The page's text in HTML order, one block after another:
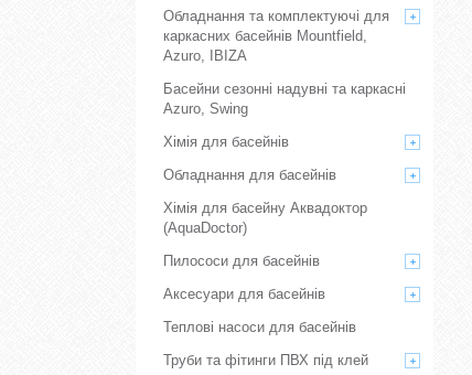
Обладнання та комплектуючі для
каркасних басейнів Mountfield,
Azuro, IBIZA
Басейни сезонні надувні та каркасні
Azuro, Swing
Хімія для басейнів
Обладнання для басейнів
Хімія для басейну Аквадоктор
(AquaDoctor)
Пилососи для басейнів
Аксесуари для басейнів
Теплові насоси для басейнів
Труби та фітинги ПВХ під клей